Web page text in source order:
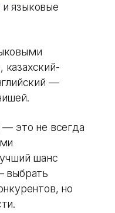
языковые
—
— это не всегда
шанс
выбрать
но